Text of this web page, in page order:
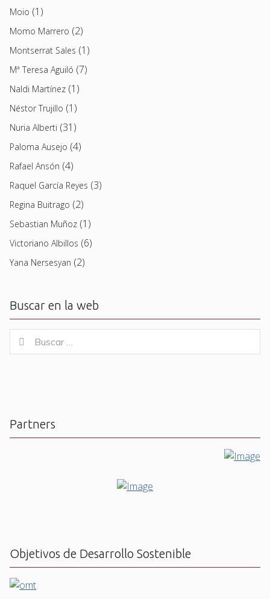
Moio (1)
Momo Marrero (2)
Montserrat Sales (1)
Mª Teresa Aguiló (7)
Naldi Martínez (1)
Néstor Trujillo (1)
Nuria Alberti (31)
Paloma Ausejo (4)
Rafael Ansón (4)
Raquel García Reyes (3)
Regina Buitrago (2)
Sebastian Muñoz (1)
Victoriano Albillos (6)
Yana Nersesyan (2)
Buscar en la web
for:
Buscar
Partners
Objetivos de Desarrollo Sostenible